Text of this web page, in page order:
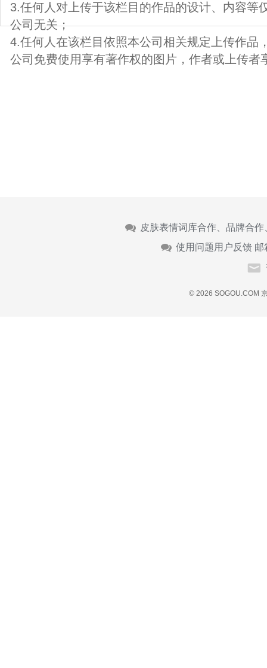
3.任何人对上传于该栏目的作品的设计、内容等
公司无关；
4.任何人在该栏目依照本公司相关规定上传作品
公司免费使用享有著作权的图片，作者或上传者
皮肤表情词库合作、品牌合
使用问题用户反馈 邮
© 2026 SOGOU.COM